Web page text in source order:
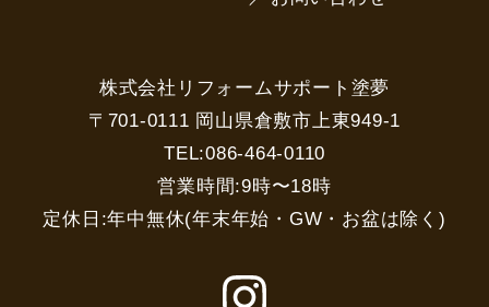
株式会社リフォームサポート塗夢
〒701-0111 岡山県倉敷市上東949-1
TEL:086-464-0110
営業時間:9時〜18時
定休日:年中無休(年末年始・GW・お盆は除く)